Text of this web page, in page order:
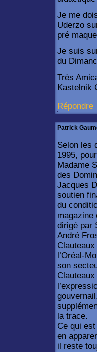
Je me
Uderzo
pré
Je suis
du
Très
Kastelnik
Répondre
Patrick
Selon les
1995,
Madame
des
Jacques
soutien
du
magazine
dirigé par
André
l’Oréal-
son
la trace.
Ce qui
en
il reste